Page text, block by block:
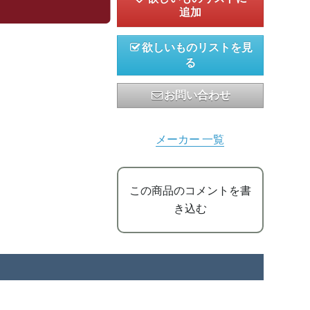
欲しいものリストを見
る
お問い合わせ
メーカー 一覧
この商品のコメントを書
き込む